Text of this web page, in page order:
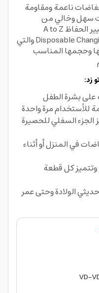
ناعمة ومقاومة
سهل وخالي من
الفوضى وذلك من خلال وسادة تغيير الحفاظ A to Z
Disposable Changing mats Large Pack Of 30 Pink والتي
وحجمها المناسب
زد:
بشرة الطفل
للأستخدام مرة واحدة
السفلي للحصيرة
في المنزل أو أثناء
على 30 قطع وتتميز كل قطعة
الولادة وحتى عمر
VD-